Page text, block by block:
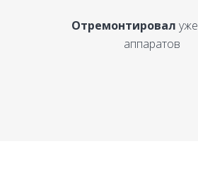
Отремонтировал уже
аппаратов